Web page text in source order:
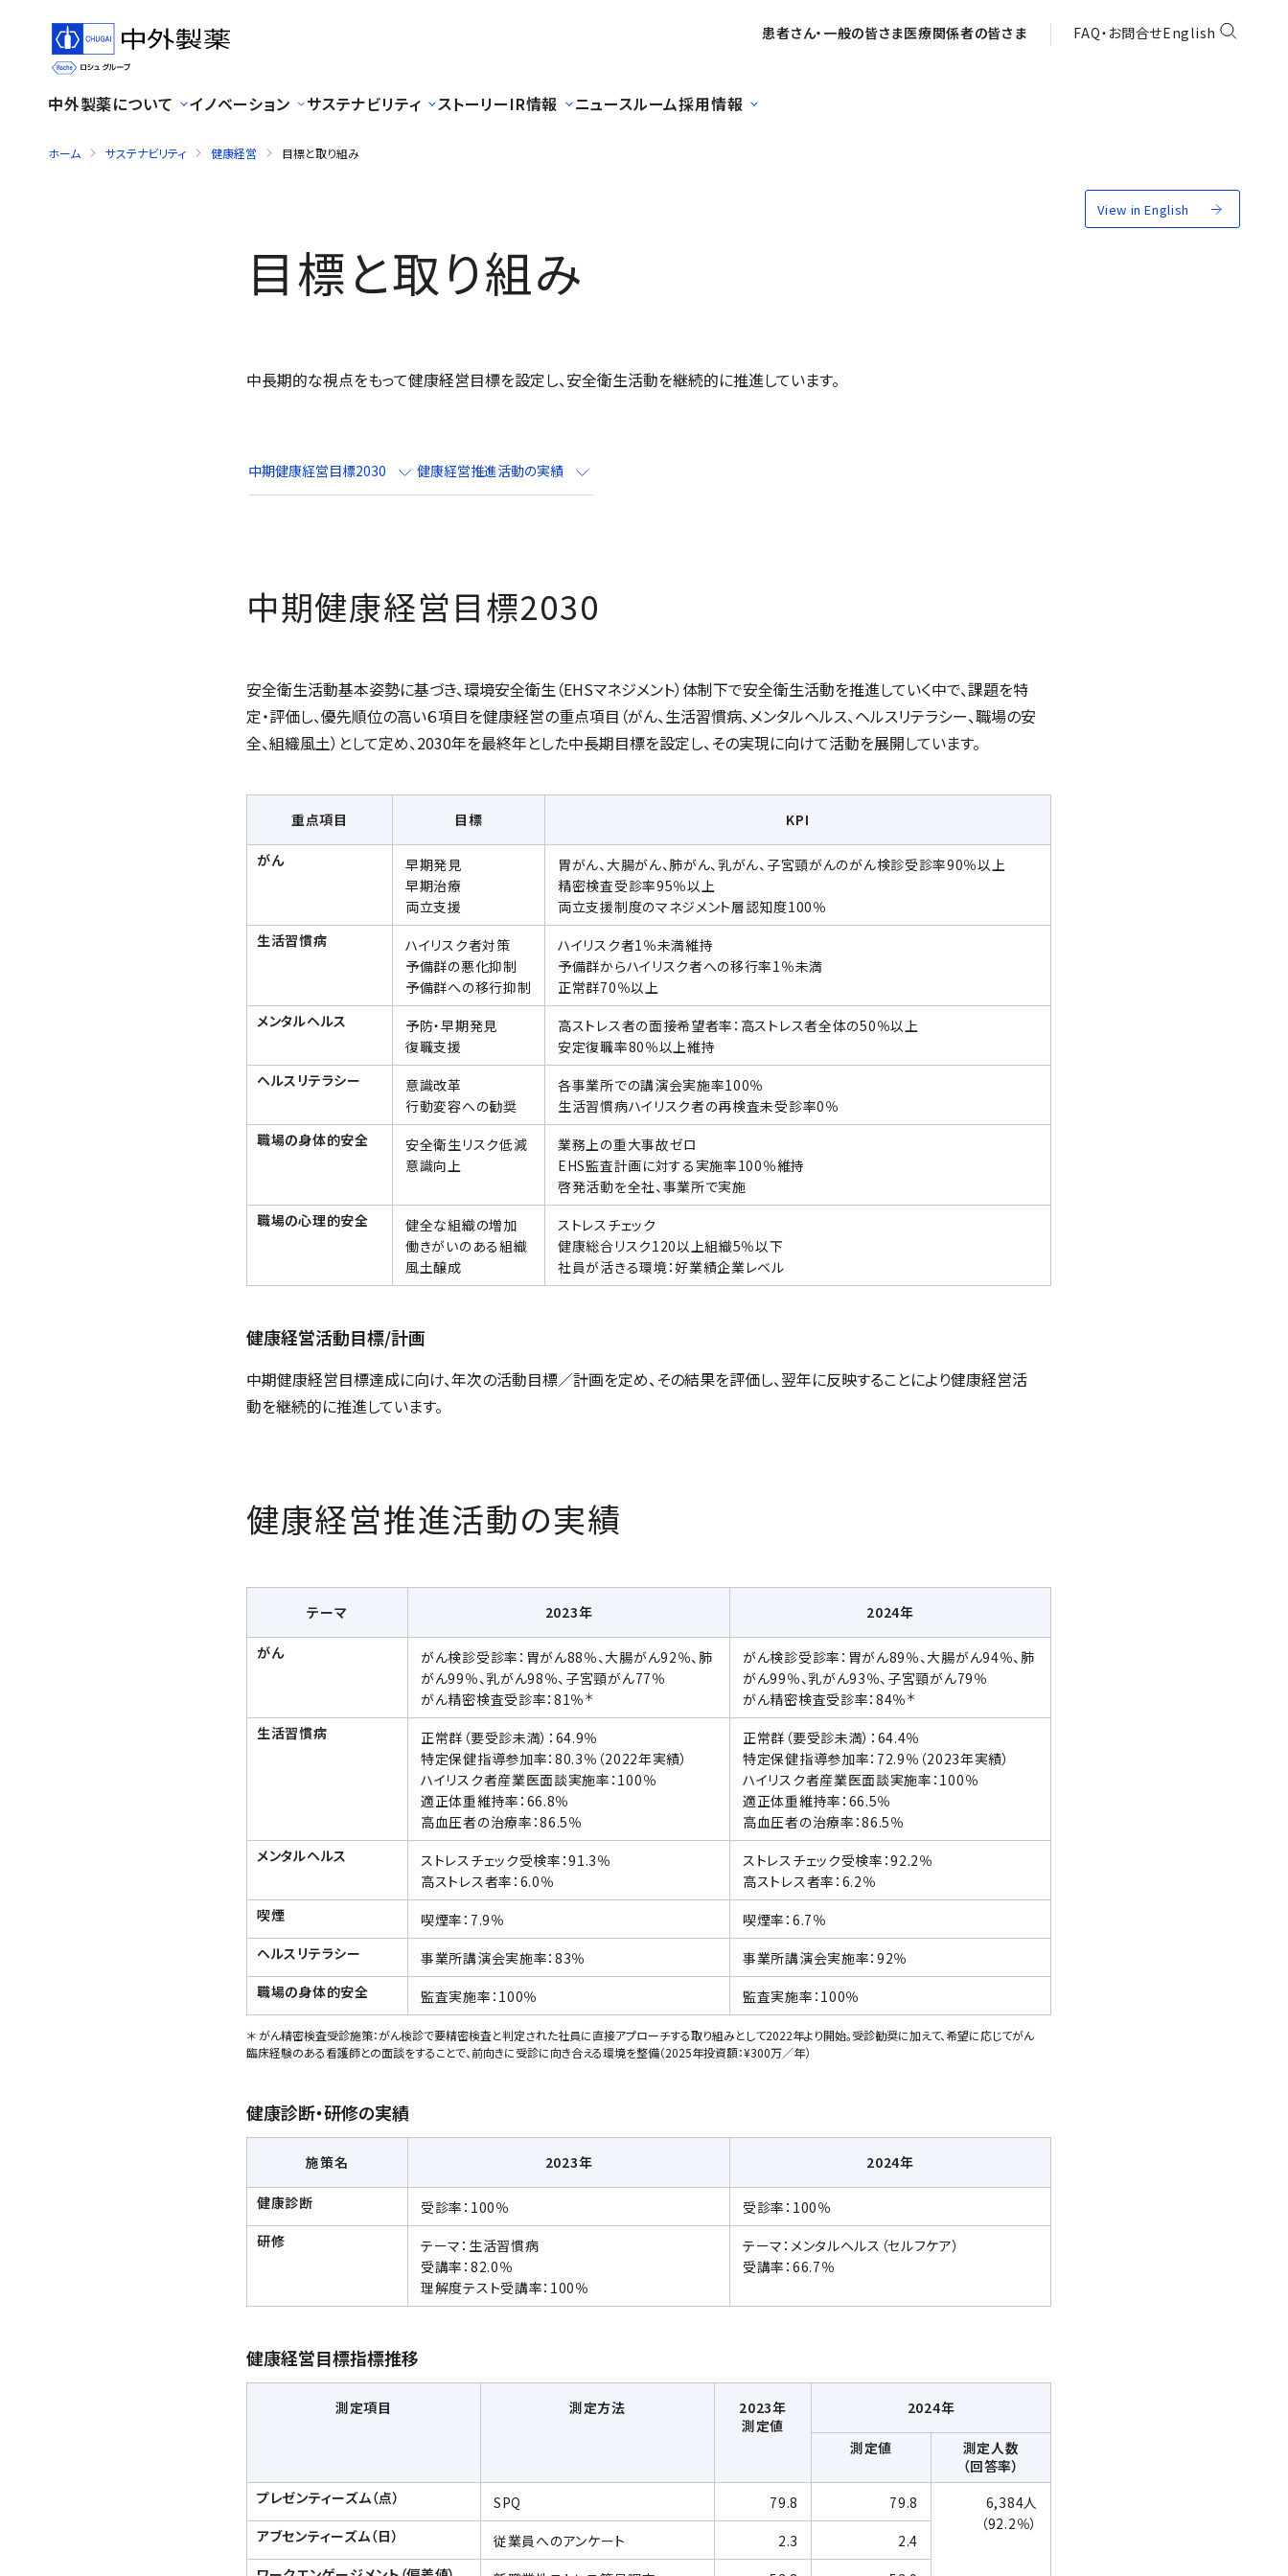
患者さん・一般の皆さま医療関係者の皆さま FAQ・お問合せEnglish
中外製薬について イノベーション サステナビリティ ストーリーIR情報 ニュースルーム採用情報
ホーム サステナビリティ 健康経営 目標と取り組み
View in English
目標と取り組み
中長期的な視点をもって健康経営目標を設定し、安全衛生活動を継続的に推進しています。
中期健康経営目標2030 健康経営推進活動の実績
中期健康経営目標2030
安全衛生活動基本姿勢に基づき、環境安全衛生（EHSマネジメント）体制下で安全衛生活動を推進していく中で、課題を特
定・評価し、優先順位の高い６項目を健康経営の重点項目（がん、生活習慣病、メンタルヘルス、ヘルスリテラシー、職場の安
全、組織風土）として定め、2030年を最終年とした中長期目標を設定し、その実現に向けて活動を展開しています。
重点項目 目標 KPI
がん
早期発見
早期治療
両立支援
胃がん、大腸がん、肺がん、乳がん、子宮頸がんのがん検診受診率90％以上
精密検査受診率95％以上
両立支援制度のマネジメント層認知度100％
生活習慣病
ハイリスク者対策
予備群の悪化抑制
予備群への移行抑制
ハイリスク者1％未満維持
予備群からハイリスク者への移行率1％未満
正常群70％以上
メンタルヘルス
予防・早期発見
復職支援
高ストレス者の面接希望者率：高ストレス者全体の50％以上
安定復職率80％以上維持
ヘルスリテラシー
意識改革
行動変容への勧奨
各事業所での講演会実施率100％
生活習慣病ハイリスク者の再検査未受診率0％
職場の身体的安全
安全衛生リスク低減
意識向上
業務上の重大事故ゼロ
EHS監査計画に対する実施率100％維持
啓発活動を全社、事業所で実施
職場の心理的安全
健全な組織の増加
働きがいのある組織
風土醸成
ストレスチェック
健康総合リスク120以上組織5％以下
社員が活きる環境：好業績企業レベル
健康経営活動目標/計画
中期健康経営目標達成に向け、年次の活動目標／計画を定め、その結果を評価し、翌年に反映することにより健康経営活
動を継続的に推進しています。
健康経営推進活動の実績
テーマ 2023年 2024年
がん
がん検診受診率：胃がん88％、大腸がん92％、肺
がん99％、乳がん98％、子宮頸がん77％
がん精密検査受診率：81％＊
がん検診受診率：胃がん89％、大腸がん94％、肺
がん99％、乳がん93％、子宮頸がん79％
がん精密検査受診率：84％＊
生活習慣病
正常群（要受診未満）：64.9％
特定保健指導参加率：80.3％（2022年実績）
ハイリスク者産業医面談実施率：100％
適正体重維持率：66.8％
高血圧者の治療率：86.5％
正常群（要受診未満）：64.4％
特定保健指導参加率：72.9％（2023年実績）
ハイリスク者産業医面談実施率：100％
適正体重維持率：66.5％
高血圧者の治療率：86.5％
メンタルヘルス
ストレスチェック受検率：91.3％
高ストレス者率：6.0％
ストレスチェック受検率：92.2％
高ストレス者率：6.2％
喫煙
喫煙率：7.9％
喫煙率：6.7％
ヘルスリテラシー
事業所講演会実施率：83％
事業所講演会実施率：92％
職場の身体的安全
監査実施率：100％ 監査実施率：100％
＊ がん精密検査受診施策：がん検診で要精密検査と判定された社員に直接アプローチする取り組みとして2022年より開始。受診勧奨に加えて、希望に応じてがん
臨床経験のある看護師との面談をすることで、前向きに受診に向き合える環境を整備（2025年投資額：¥300万／年）
健康診断・研修の実績
施策名 2023年 2024年
健康診断 受診率：100％
受診率：100％
研修
テーマ：生活習慣病
受講率：82.0％
理解度テスト受講率：100％
テーマ：メンタルヘルス（セルフケア）
受講率：66.7％
健康経営目標指標推移
測定項目 測定方法
2023年
測定値
2024年
測定値
測定人数
（回答率）
プレゼンティーズム（点）
SPQ 79.8 79.8
6,384人
（92.2％）
アブセンティーズム（日） 従業員へのアンケート 2.3
2.4